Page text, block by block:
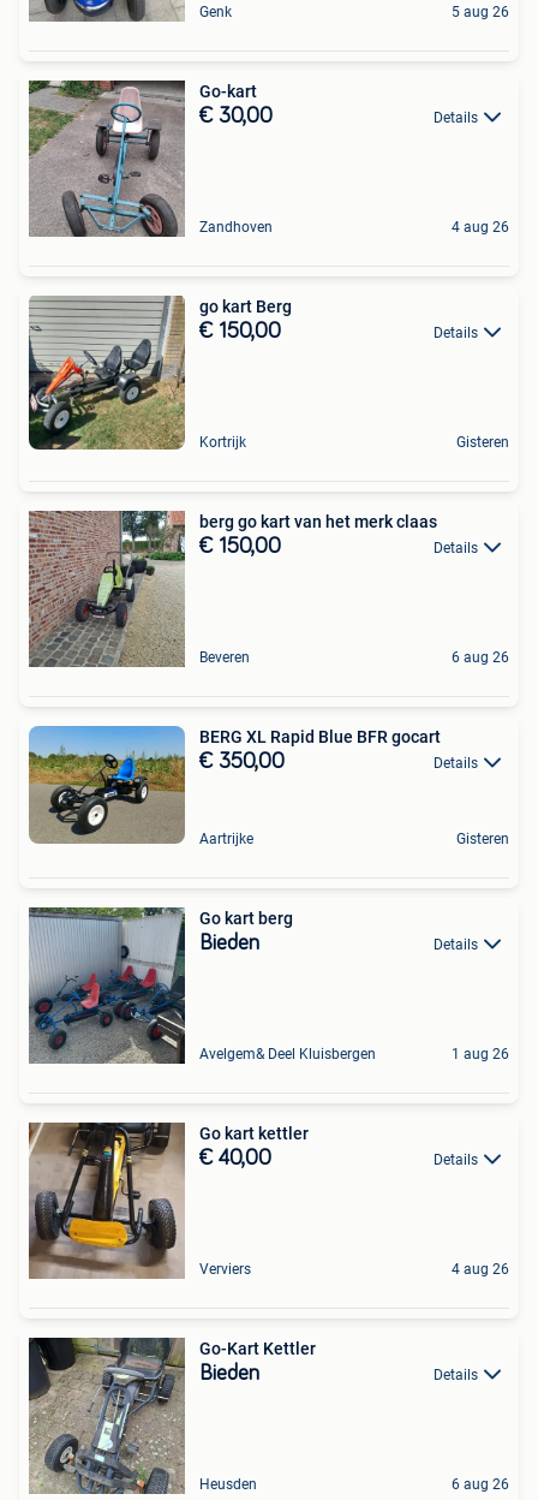
Genk 5 aug 26
Go-kart
€ 30,00 Details
Zandhoven 4 aug 26
go kart Berg
€ 150,00 Details
Kortrijk Gisteren
berg go kart van het merk claas
€ 150,00 Details
Beveren 6 aug 26
BERG XL Rapid Blue BFR gocart
€ 350,00 Details
Aartrijke Gisteren
Go kart berg
Bieden Details
Avelgem& Deel Kluisbergen 1 aug 26
Go kart kettler
€ 40,00 Details
Verviers 4 aug 26
Go-Kart Kettler
Bieden Details
Heusden 6 aug 26